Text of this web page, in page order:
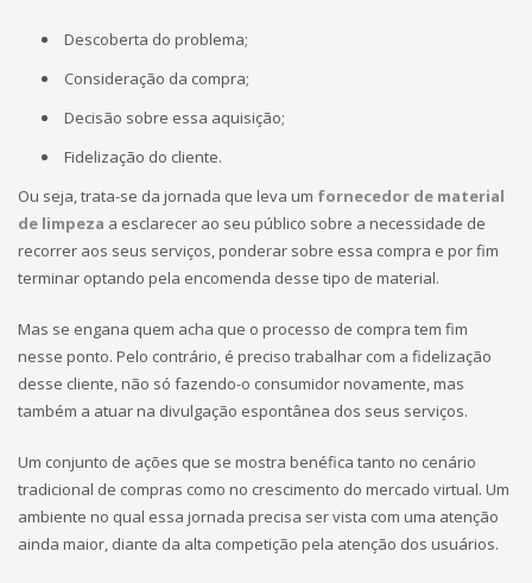
Descoberta do problema;
Consideração da compra;
Decisão sobre essa aquisição;
Fidelização do cliente.
Ou seja, trata-se da jornada que leva um fornecedor de material
de limpeza a esclarecer ao seu público sobre a necessidade de
recorrer aos seus serviços, ponderar sobre essa compra e por fim
terminar optando pela encomenda desse tipo de material.
Mas se engana quem acha que o processo de compra tem fim
nesse ponto. Pelo contrário, é preciso trabalhar com a fidelização
desse cliente, não só fazendo-o consumidor novamente, mas
também a atuar na divulgação espontânea dos seus serviços.
Um conjunto de ações que se mostra benéfica tanto no cenário
tradicional de compras como no crescimento do mercado virtual. Um
ambiente no qual essa jornada precisa ser vista com uma atenção
ainda maior, diante da alta competição pela atenção dos usuários.